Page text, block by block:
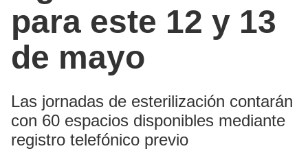
para este 12 y 13
de mayo
Las jornadas de esterilización contarán
con 60 espacios disponibles mediante
registro telefónico previo